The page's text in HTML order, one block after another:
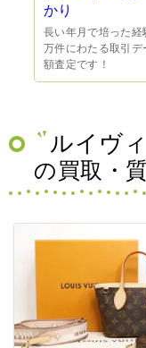
かり
長い年月で培った
万件にわたる取引
額査定です！
ルイヴ
の買取・